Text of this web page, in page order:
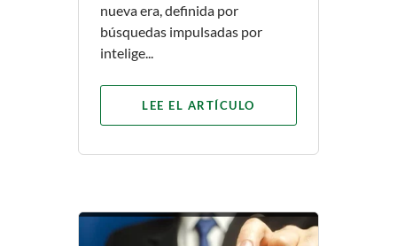
nueva era, definida por
búsquedas impulsadas por
intelige...
LEE EL ARTÍCULO